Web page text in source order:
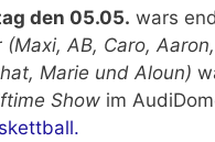
den 05.05. wars
(Maxi, AB, Caro,
Marie und Aloun)
Show im